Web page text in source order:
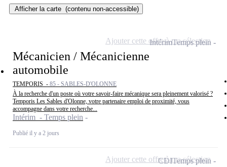
Afficher la carte (contenu non-accessible)
Mécanicien / Mécanicienne
automobile
TEMPORIS - 85 - SABLES-D'OLONNE
À la recherche d'un poste où votre savoir-faire mécanique sera pleinement valorisé ?
Temporis Les Sables d'Olonne, votre partenaire emploi de proximité, vous
accompagne dans votre recherche...
Intérim - Temps plein
Publié il y a 2 jours
IntérimTemps plein
Ajouter cette offre à ma sélection
CDITemps plein
Ajouter cette offre à ma sélection